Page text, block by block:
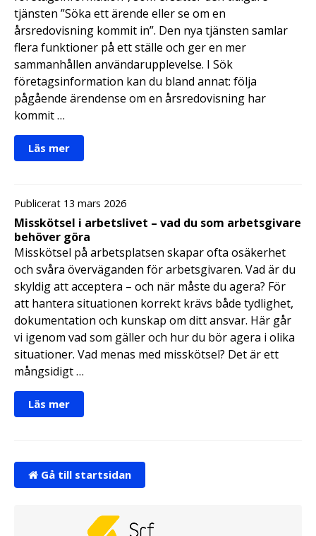
tjänsten ”Söka ett ärende eller se om en
årsredovisning kommit in”. Den nya tjänsten samlar
flera funktioner på ett ställe och ger en mer
sammanhållen användarupplevelse. I Sök
företagsinformation kan du bland annat: följa
pågående ärendense om en årsredovisning har
kommit …
Läs mer
Publicerat 13 mars 2026
Misskötsel i arbetslivet – vad du som arbetsgivare
behöver göra
Misskötsel på arbetsplatsen skapar ofta osäkerhet
och svåra överväganden för arbetsgivaren. Vad är du
skyldig att acceptera – och när måste du agera? För
att hantera situationen korrekt krävs både tydlighet,
dokumentation och kunskap om ditt ansvar. Här går
vi igenom vad som gäller och hur du bör agera i olika
situationer. Vad menas med misskötsel? Det är ett
mångsidigt …
Läs mer
Gå till startsidan